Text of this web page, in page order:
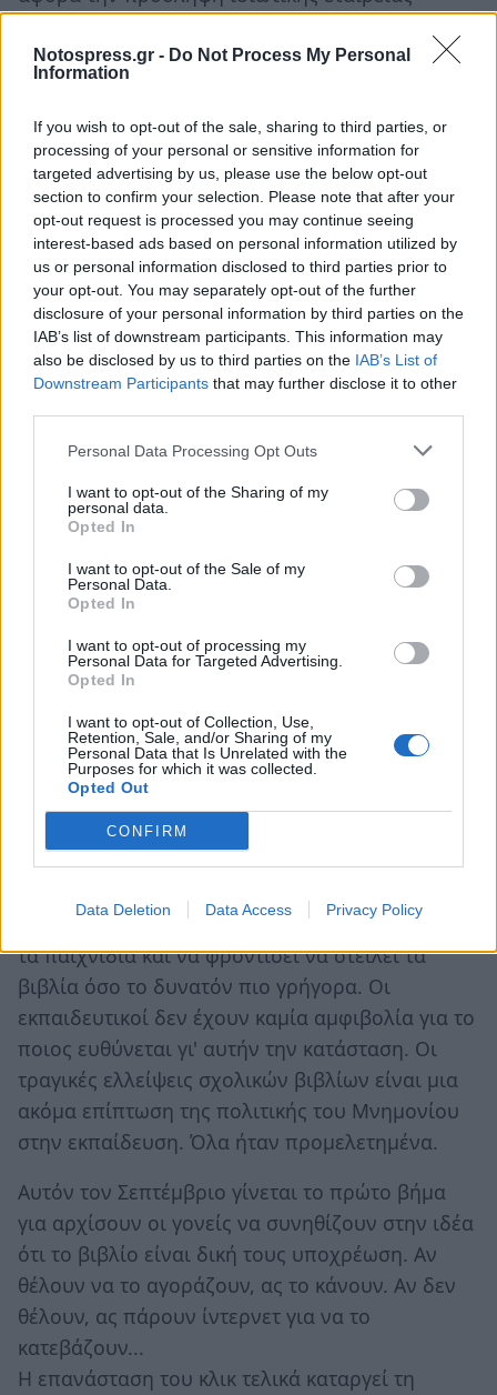
Notospress.gr - Do Not Process My Personal
Information
If you wish to opt-out of the sale, sharing to third parties, or
processing of your personal or sensitive information for
targeted advertising by us, please use the below opt-out
section to confirm your selection. Please note that after your
opt-out request is processed you may continue seeing
interest-based ads based on personal information utilized by
us or personal information disclosed to third parties prior to
your opt-out. You may separately opt-out of the further
disclosure of your personal information by third parties on the
IAB’s list of downstream participants. This information may
also be disclosed by us to third parties on the IAB’s List of
Downstream Participants that may further disclose it to other
Personal Data Processing Opt Outs
I want to opt-out of the Sharing of my
personal data.
Opted In
I want to opt-out of the Sale of my
Personal Data.
Opted In
I want to opt-out of processing my
Personal Data for Targeted Advertising.
Opted In
I want to opt-out of Collection, Use,
Retention, Sale, and/or Sharing of my
Personal Data that Is Unrelated with the
Purposes for which it was collected.
Opted Out
CONFIRM
Data Deletion Data Access Privacy Policy
Η μειοδότρια εταιρεία που εφοδιάζει τον
Οργανισμό με εργατικά χέρια εισπράττει, όπως
κατήγγειλαν οι εργαζόμενοι, 102 ευρώ για το
ημερομίσθιο των εργατών και 145 ευρώ για το
ημερομίσθιο των χειριστών κλαρκ! Προσοχή! Η
εταιρεία τα εισπράττει, όχι ο εργαζόμενος!
Συμβολή στη βιβλιοφάγο επανάσταση έχει και
το υπουργείο Ανάπτυξης, που αναθέτει στον
ΟΕΔΒ την αρμοδιότητα να κάνει τον διαγωνισμό
επτά μήνες μετά την υποβολή σχετικού
αιτήματος με το αιτιολογικό ότι θα αναλάβει
εκείνο! Γι' αυτή την καθυστέρηση τι λέει η
υπουργός Παιδείας;
Για πρώτη φορά τα τελευταία 30 χρόνια ο ΟΕΔΒ
να παίρνει το χαρτί για την εκτύπωση των 32
εκατομμυρίων σχολικών βιβλίων την παραμονή
της έναρξης των σχολείων. Η υπουργός
πάθος την επανάσταση του κλικ, δεν δέχεται
καμία εμπλοκή. Άλλωστε, όπως δηλώνει εκ των
υστέρων, δεν είναι δουλειά δική της να
ασχολείται με την προμήθεια του χαρτιού...
Δυστυχώς αυτή είναι η πραγματική αλήθεια το
νεοφιλελεύθερο όνειρο της κ. Υπουργού το
διακόπτει το πραγματικό χτύπημα του σχολικού
κουδουνιού.
ΟΛΜΕ και ΔΟΕ καλούν την κυβέρνηση να αφήσει
τα παιχνίδια και να φροντίσει να στείλει τα
βιβλία όσο το δυνατόν πιο γρήγορα. Οι
εκπαιδευτικοί δεν έχουν καμία αμφιβολία για το
ποιος ευθύνεται γι' αυτήν την κατάσταση. Οι
τραγικές ελλείψεις σχολικών βιβλίων είναι μια
ακόμα επίπτωση της πολιτικής του Μνημονίου
στην εκπαίδευση. Όλα ήταν προμελετημένα.
Αυτόν τον Σεπτέμβριο γίνεται το πρώτο βήμα
για αρχίσουν οι γονείς να συνηθίζουν στην ιδέα
ότι το βιβλίο είναι δική τους υποχρέωση. Αν
θέλουν να το αγοράζουν, ας το κάνουν. Αν δεν
θέλουν, ας πάρουν ίντερνετ για να το
κατεβάζουν...
Η επανάσταση του κλικ τελικά καταργεί τη